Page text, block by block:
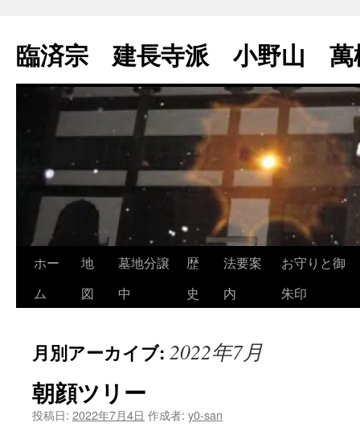
テ
ン
臨済宗 建長寺派 小野山 萬
ホー
ム
地
図
墓地分譲
中
歴
史
法要案
内
お守りと御
朱印
月別アーカイブ: 2022年7月
朝顔ツリー
投稿日: 2022年7月4日 作成者: y0-san